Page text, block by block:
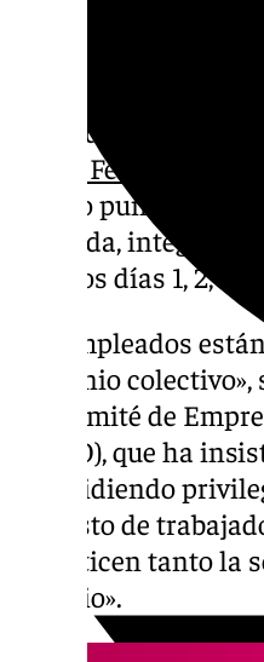
Los trabajadores
parciales en la
mejoras laborales
paros desarrollados
con la Feria del
mismo punto» y
Granada, integrado
para los días 1, 2, 3,
Los empleados
convenio
del Comité de
(CCOO), que ha
está pidiendo
del resto de
garanticen tanto la
servicio».